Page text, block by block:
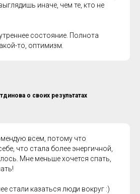
иначе, чем те, кто не
состояние. Полнота
то, оптимизм.
о своих результатах
всем, потому что
что стала более энергичной,
Мне меньше хочется спать,
стали казаться люди вокруг :)